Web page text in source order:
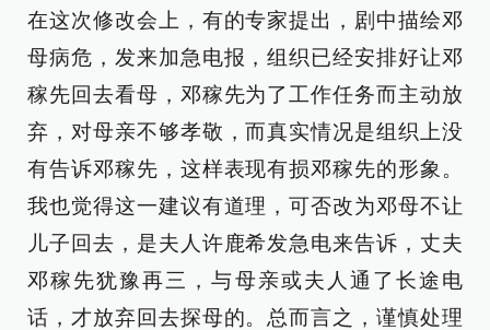
在这次修改会上，有的专家提出，剧中描绘邓
母病危，发来加急电报，组织已经安排好让邓
稼先回去看母，邓稼先为了工作任务而主动放
弃，对母亲不够孝敬，而真实情况是组织上没
有告诉邓稼先，这样表现有损邓稼先的形象。
我也觉得这一建议有道理，可否改为邓母不让
儿子回去，是夫人许鹿希发急电来告诉，丈夫
邓稼先犹豫再三，与母亲或夫人通了长途电
话，才放弃回去探母的。总而言之，谨慎处理